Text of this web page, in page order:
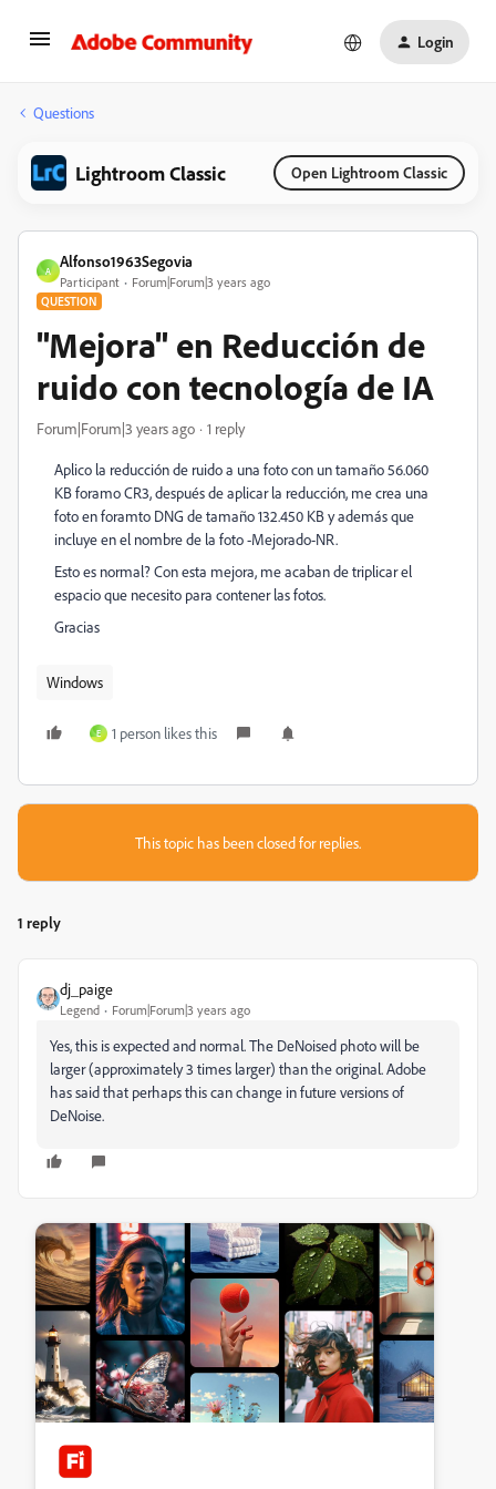
Login
Questions
Lightroom Classic Open Lightroom Classic
A
Alfonso1963Segovia
Participant Forum|Forum|3 years ago
QUESTION
"Mejora" en Reducción de
ruido con tecnología de IA
Forum|Forum|3 years ago 1 reply
Aplico la reducción de ruido a una foto con un tamaño 56.060
KB foramo CR3, después de aplicar la reducción, me crea una
foto en foramto DNG de tamaño 132.450 KB y además que
incluye en el nombre de la foto -Mejorado-NR.
Esto es normal? Con esta mejora, me acaban de triplicar el
espacio que necesito para contener las fotos.
Gracias
Windows
E 1 person likes this
This topic has been closed for replies.
1 reply
dj_paige
Legend Forum|Forum|3 years ago
Yes, this is expected and normal. The DeNoised photo will be
larger (approximately 3 times larger) than the original. Adobe
has said that perhaps this can change in future versions of
DeNoise.